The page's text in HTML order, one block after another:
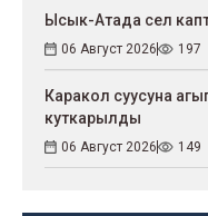
Ысык-Атада сел
06 Август 2026 197
Каракол суусуна
куткарылды
06 Август 2026 149